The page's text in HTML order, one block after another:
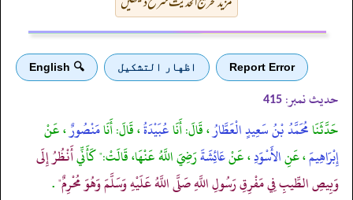
Report Error اظهار التشكيل 🔍 English
حدیث نمبر: 415
حَدَّثَنَامُحَمَّدُ بْنُ سَعِيدٍ الْعَطَّارُ، قَالَ: أَنَاعُبَيْدَةُ، قَالَ: أَنَامَنْصُورٌ، عَنْ
إِبْرَاهِيمَ، عَنِالأَسْوَدِ، عَنْعَائِشَةَرَضِيَ اللَّهُ عَنْهَا، قَالَتْ:" كَأَنِّيأَنْظُرُ إِلَى
وَبِيصِ الطِّيبِ فِي مَفْرِقِ رَسُولِ اللَّهِ صَلَّى اللَّهُ عَلَيْهِ وَسَلَّمَ وَهُوَ مُحْرِمٌ".